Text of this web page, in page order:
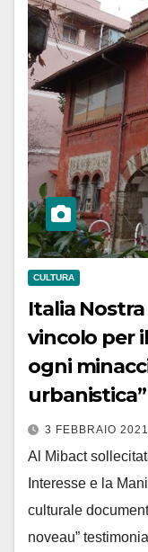
CULTURA
Italia
vincolo per
ogni
urbanistica”
3 FEBBRAIO 2021
Al Mibact
Interesse e la
culturale
noveau”